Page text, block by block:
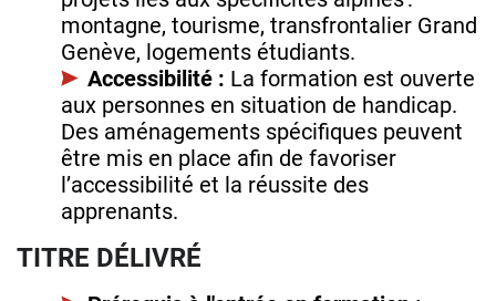
montagne, tourisme, transfrontalier Grand
Genève, logements étudiants.
Accessibilité : La formation est ouverte
aux personnes en situation de handicap.
Des aménagements spécifiques peuvent
être mis en place afin de favoriser
l’accessibilité et la réussite des
apprenants.
TITRE DÉLIVRÉ